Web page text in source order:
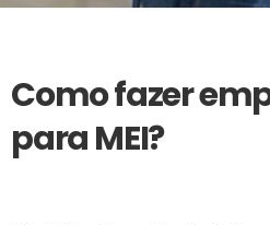
Como fazer
para MEI?